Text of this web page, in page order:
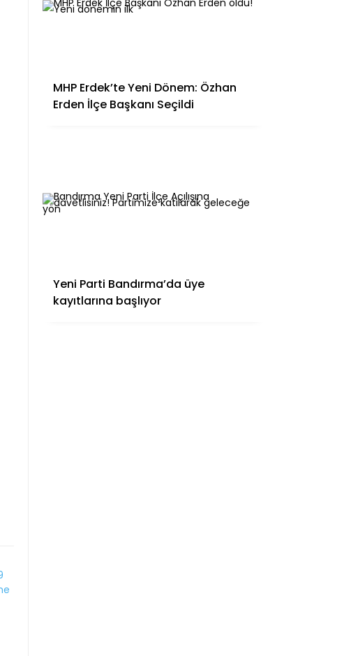
MHP Erdek’te Yeni Dönem: Özhan
Erden İlçe Başkanı Seçildi
Yeni Parti Bandırma’da üye
kayıtlarına başlıyor